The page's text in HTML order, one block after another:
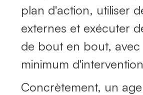
plan d'action, utiliser
externes et exécuter
de bout en bout, avec
minimum
Concrètement, un